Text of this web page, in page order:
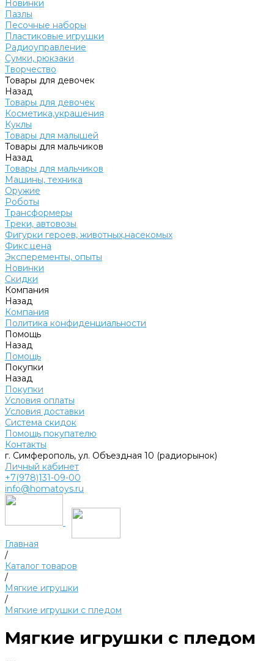
Новинки
Пазлы
Песочные наборы
Пластиковые игрушки
Радиоуправление
Сумки, рюкзаки
Творчество
Товары для девочек
Назад
Товары для девочек
Косметика,украшения
Куклы
Товары для малышей
Товары для мальчиков
Назад
Товары для мальчиков
Машины, техника
Оружие
Роботы
Трансформеры
Треки, автовозы
Фигурки героев, животных,насекомых
Фикс.цена
Эксперементы, опыты
Новинки
Скидки
Компания
Назад
Компания
Политика конфиденциальности
Помощь
Назад
Помощь
Покупки
Назад
Покупки
Условия оплаты
Условия доставки
Система скидок
Помощь покупателю
Контакты
г. Симферополь, ул. Объездная 10 (радиорынок)
Личный кабинет
+7(978)131-09-00
info@homatoys.ru
Главная
/
Каталог товаров
/
Мягкие игрушки
/
Мягкие игрушки с пледом
Мягкие игрушки с пледом